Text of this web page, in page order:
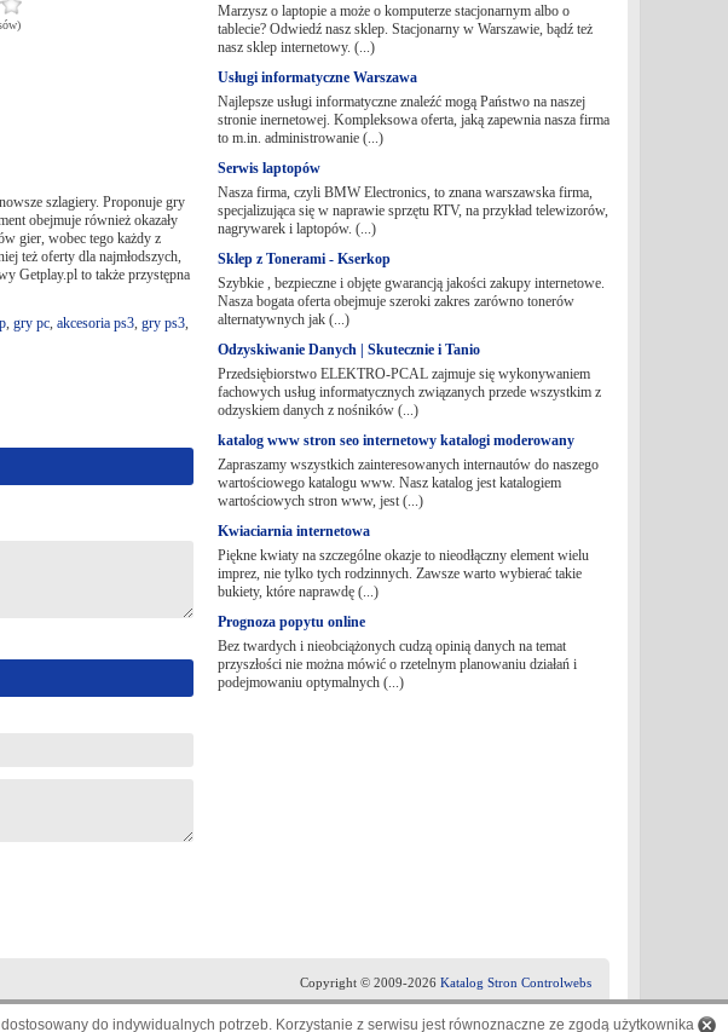
szlagiery. Proponuje gry
obejmuje również okazały
gier, wobec tego każdy z
też oferty dla najmłodszych,
Getplay.pl to także przystępna
, gry pc, akcesoria ps3, gry ps3,
Marzysz o laptopie a może o komputerze stacjonarnym albo o
tablecie? Odwiedź nasz sklep. Stacjonarny w Warszawie, bądź też
nasz sklep internetowy. (...)
Usługi informatyczne Warszawa
Najlepsze usługi informatyczne znaleźć mogą Państwo na naszej
stronie inernetowej. Kompleksowa oferta, jaką zapewnia nasza firma
to m.in. administrowanie (...)
Serwis laptopów
Nasza firma, czyli BMW Electronics, to znana warszawska firma,
specjalizująca się w naprawie sprzętu RTV, na przykład telewizorów,
nagrywarek i laptopów. (...)
Sklep z Tonerami - Kserkop
Szybkie , bezpieczne i objęte gwarancją jakości zakupy internetowe.
Nasza bogata oferta obejmuje szeroki zakres zarówno tonerów
alternatywnych jak (...)
Odzyskiwanie Danych | Skutecznie i Tanio
Przedsiębiorstwo ELEKTRO-PCAL zajmuje się wykonywaniem
fachowych usług informatycznych związanych przede wszystkim z
odzyskiem danych z nośników (...)
katalog www stron seo internetowy katalogi moderowany
Zapraszamy wszystkich zainteresowanych internautów do naszego
wartościowego katalogu www. Nasz katalog jest katalogiem
wartościowych stron www, jest (...)
Kwiaciarnia internetowa
Piękne kwiaty na szczególne okazje to nieodłączny element wielu
imprez, nie tylko tych rodzinnych. Zawsze warto wybierać takie
bukiety, które naprawdę (...)
Prognoza popytu online
Bez twardych i nieobciążonych cudzą opinią danych na temat
przyszłości nie można mówić o rzetelnym planowaniu działań i
podejmowaniu optymalnych (...)
Copyright © 2009-2026 Katalog Stron Controlwebs
do indywidualnych potrzeb. Korzystanie z serwisu jest równoznaczne ze zgodą użytkownika